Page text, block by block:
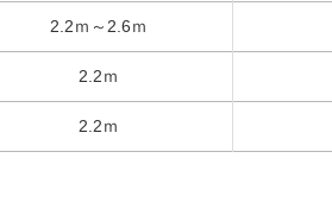
2.2ｍ～2.6ｍ
2.2ｍ
2.2ｍ